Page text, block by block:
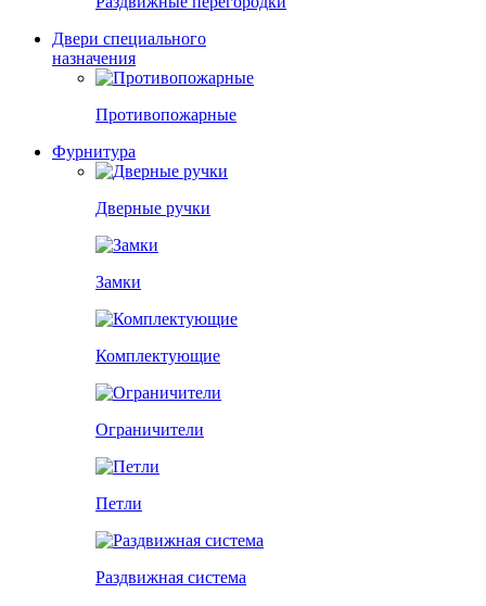
Двери специального
назначения
Противопожарные
Фурнитура
Дверные ручки
Замки
Комплектующие
Ограничители
Петли
Раздвижная система